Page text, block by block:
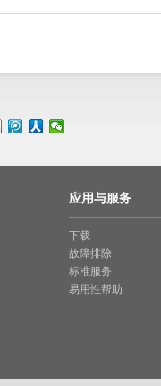
应用与服务
下载
故障排除
标准服务
易用性帮助